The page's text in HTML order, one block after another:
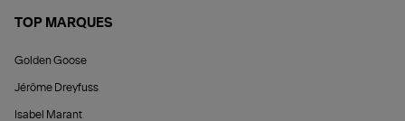
TOP MARQUES
Golden Goose
Jérôme Dreyfuss
Isabel Marant